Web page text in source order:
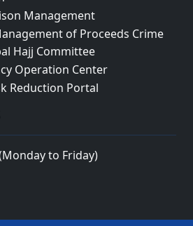
Management
of Proceeds Crime
Hajj Committee
Operation Center
Reduction Portal
to Friday)